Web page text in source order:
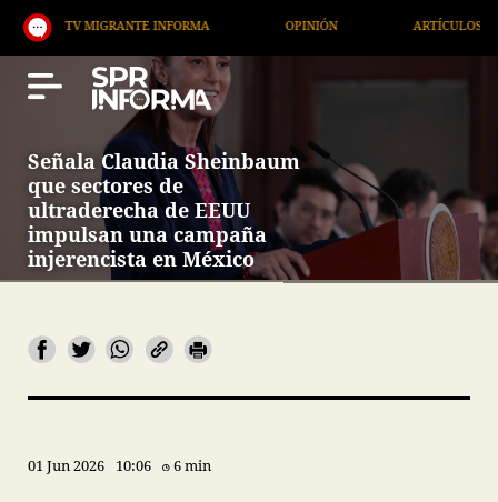
MIGRANTE INFORMA
Señala Claudia Sheinbaum
que sectores de
ultraderecha de EEUU
impulsan una campaña
injerencista en México
01 Jun 2026 10:06 6 min